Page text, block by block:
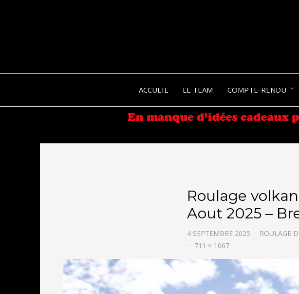
ACCUEIL LE TEAM COMPTE-RENDU
Roulage
Aout 2025 –
4 SEPTEMBRE 2025
ROULAGE
711 × 1067